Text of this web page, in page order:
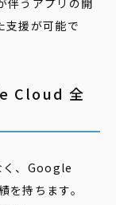
伴うアプリの開
支援が可能で
Cloud 全
、Google
持ちます。